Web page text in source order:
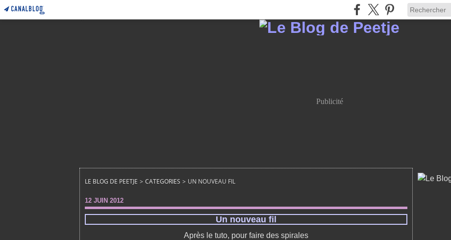
Publicité
LE BLOG DE PEETJE > CATEGORIES > UN NOUVEAU FIL
12 JUIN 2012
Un nouveau fil
Après le tuto, pour faire des spirales